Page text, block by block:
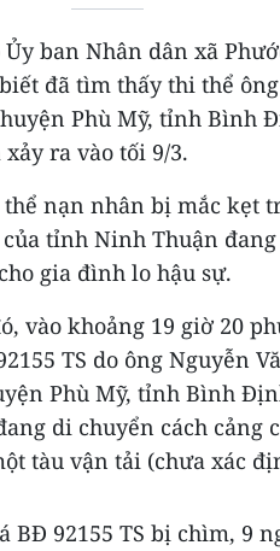
ban Nhân dân xã
đã tìm thấy thi thể
Phù Mỹ, tỉnh Bình
ra vào tối 9/3.
nạn nhân bị mắc kẹt
tỉnh Ninh Thuận
gia đình lo hậu sự.
vào khoảng 19 giờ 20
TS do ông Nguyễn
Phù Mỹ, tỉnh Bình
di chuyển cách cảng
tàu vận tải (chưa xác
BĐ 92155 TS bị chìm, 9